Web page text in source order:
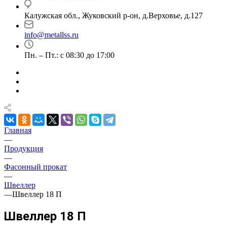
Калужская обл., Жуковский р-он, д.Верховье, д.127
info@metallss.ru
Пн. – Пт.: с 08:30 до 17:00
Главная
—
Продукция
—
Фасонный прокат
—
Швеллер
—Швеллер 18 П
Швеллер 18 П